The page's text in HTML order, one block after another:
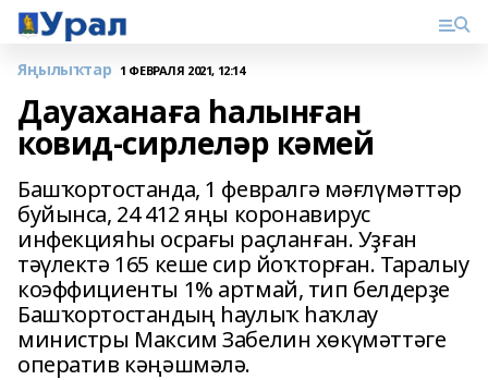
Яңылыҡтар 1 ФЕВРАЛЯ 2021, 12:14
Дауаханаға һалынған
ковид-сирлеләр кәмей
Башҡортостанда, 1 февралгә мәғлүмәттәр
буйынса, 24 412 яңы коронавирус
инфекцияһы осрағы раҫланған. Уҙған
тәүлектә 165 кеше сир йоҡторған. Таралыу
коэффициенты 1% артмай, тип белдерҙе
Башҡортостандың һаулыҡ һаҡлау
министры Максим Забелин хөкүмәттәге
оператив кәңәшмәлә.